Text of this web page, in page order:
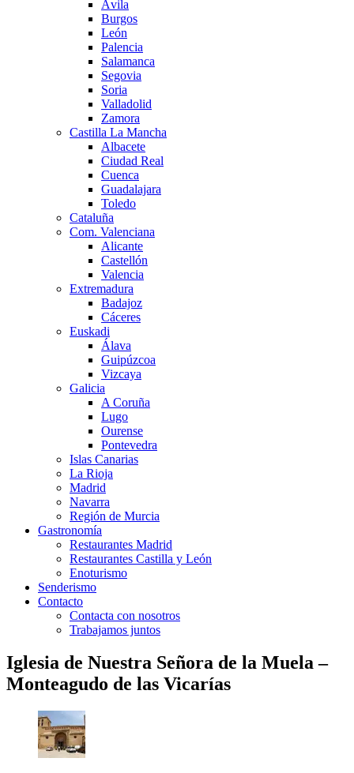
Ávila
Burgos
León
Palencia
Salamanca
Segovia
Soria
Valladolid
Zamora
Castilla La Mancha
Albacete
Ciudad Real
Cuenca
Guadalajara
Toledo
Cataluña
Com. Valenciana
Alicante
Castellón
Valencia
Extremadura
Badajoz
Cáceres
Euskadi
Álava
Guipúzcoa
Vizcaya
Galicia
A Coruña
Lugo
Ourense
Pontevedra
Islas Canarias
La Rioja
Madrid
Navarra
Región de Murcia
Gastronomía
Restaurantes Madrid
Restaurantes Castilla y León
Enoturismo
Senderismo
Contacto
Contacta con nosotros
Trabajamos juntos
Iglesia de Nuestra Señora de la Muela –
Monteagudo de las Vicarías